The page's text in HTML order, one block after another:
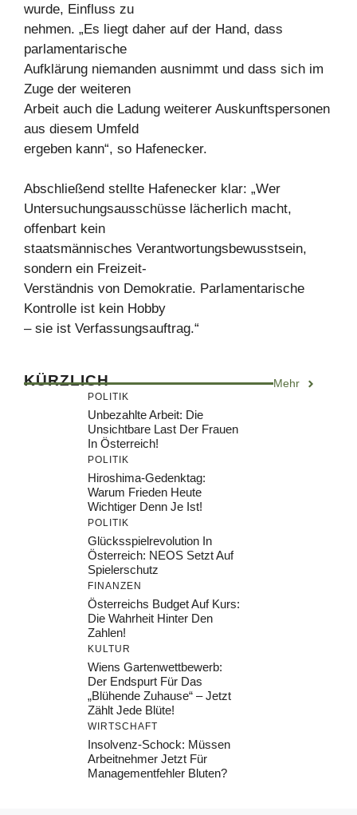
wurde, Einfluss zu
nehmen. „Es liegt daher auf der Hand, dass
parlamentarische
Aufklärung niemanden ausnimmt und dass sich im
Zuge der weiteren
Arbeit auch die Ladung weiterer Auskunftspersonen
aus diesem Umfeld
ergeben kann“, so Hafenecker.
Abschließend stellte Hafenecker klar: „Wer
Untersuchungsausschüsse lächerlich macht,
offenbart kein
staatsmännisches Verantwortungsbewusstsein,
sondern ein Freizeit-
Verständnis von Demokratie. Parlamentarische
Kontrolle ist kein Hobby
– sie ist Verfassungsauftrag.“
KÜRZLICH Mehr
POLITIK
Unbezahlte Arbeit: Die
Unsichtbare Last Der Frauen
In Österreich!
POLITIK
Hiroshima-Gedenktag:
Warum Frieden Heute
Wichtiger Denn Je Ist!
POLITIK
Glücksspielrevolution In
Österreich: NEOS Setzt Auf
Spielerschutz
FINANZEN
Österreichs Budget Auf Kurs:
Die Wahrheit Hinter Den
Zahlen!
KULTUR
Wiens Gartenwettbewerb:
Der Endspurt Für Das
„Blühende Zuhause“ – Jetzt
Zählt Jede Blüte!
WIRTSCHAFT
Insolvenz-Schock: Müssen
Arbeitnehmer Jetzt Für
Managementfehler Bluten?